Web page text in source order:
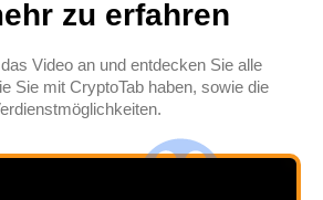
zu erfahren
Video an und entdecken Sie alle
Sie mit CryptoTab haben, sowie die